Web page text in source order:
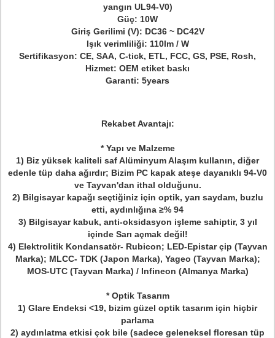
yangın UL94-V0)
Güç: 10W
Giriş Gerilimi (V): DC36 ~ DC42V
Işık verimliliği: 110lm / W
Sertifikasyon: CE, SAA, C-tick, ETL, FCC, GS, PSE, Rosh,
Hizmet: OEM etiket baskı
Garanti: 5years
Rekabet Avantajı:
* Yapı ve Malzeme
1) Biz yüksek kaliteli saf Alüminyum Alaşım kullanın, diğer
edenle tüp daha ağırdır; Bizim PC kapak ateşe dayanıklı 94-V0
ve Tayvan'dan ithal olduğunu.
2) Bilgisayar kapağı seçtiğiniz için optik, yarı saydam, buzlu
etti, aydınlığına ≥% 94
3) Bilgisayar kabuk, anti-oksidasyon işleme sahiptir, 3 yıl
içinde Sarı açmak değil!
4) Elektrolitik Kondansatör- Rubicon; LED-Epistar çip (Tayvan
Marka); MLCC- TDK (Japon Marka), Yageo (Tayvan Marka);
MOS-UTC (Tayvan Marka) / Infineon (Almanya Marka)
* Optik Tasarım
1) Glare Endeksi <19, bizim güzel optik tasarım için hiçbir
parlama
2) aydınlatma etkisi çok bile (sadece geleneksel floresan tüp